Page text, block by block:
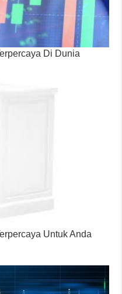
Di Dunia
Untuk Anda